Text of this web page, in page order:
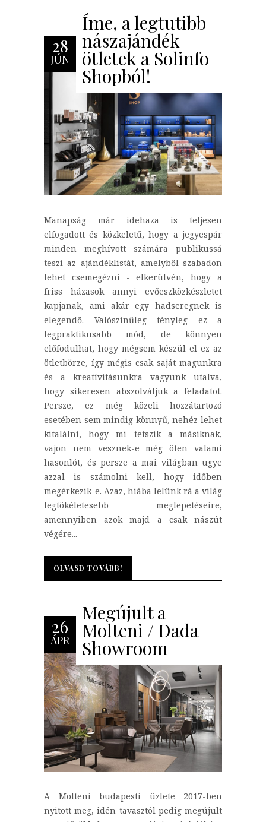
28
JÚN
Íme, a legtutibb
nászajándék
ötletek a Solinfo
Shopból!
Manapság már idehaza is teljesen
elfogadott és közkeletű, hogy a jegyespár
minden meghívott számára publikussá
teszi az ajándéklistát, amelyből szabadon
lehet csemegézni - elkerülvén, hogy a
friss házasok annyi evőeszközkészletet
kapjanak, ami akár egy hadseregnek is
elegendő. Valószínűleg tényleg ez a
legpraktikusabb mód, de könnyen
előfodulhat, hogy mégsem készül el ez az
ötletbörze, így mégis csak saját magunkra
és a kreatívitásunkra vagyunk utalva,
hogy sikeresen abszolváljuk a feladatot.
Persze, ez még közeli hozzátartozó
esetében sem mindig könnyű, nehéz lehet
kitalálni, hogy mi tetszik a másiknak,
vajon nem vesznek-e még öten valami
hasonlót, és persze a mai világban ugye
azzal is számolni kell, hogy időben
megérkezik-e. Azaz, hiába lelünk rá a világ
legtökéletesebb meglepetéseire,
amennyiben azok majd a csak nászút
végére...
OLVASD TOVÁBB!
OLVASD TOVÁBB!
26
ÁPR
Megújult a
Molteni / Dada
Showroom
A Molteni budapesti üzlete 2017-ben
nyitott meg, idén tavasztól pedig megújult